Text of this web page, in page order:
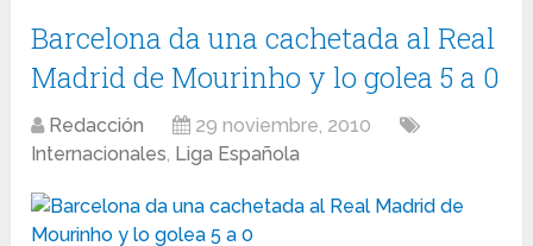
Barcelona da una cachetada al Real
Madrid de Mourinho y lo golea 5 a 0
Redacción
29 noviembre, 2010
Internacionales, Liga Española